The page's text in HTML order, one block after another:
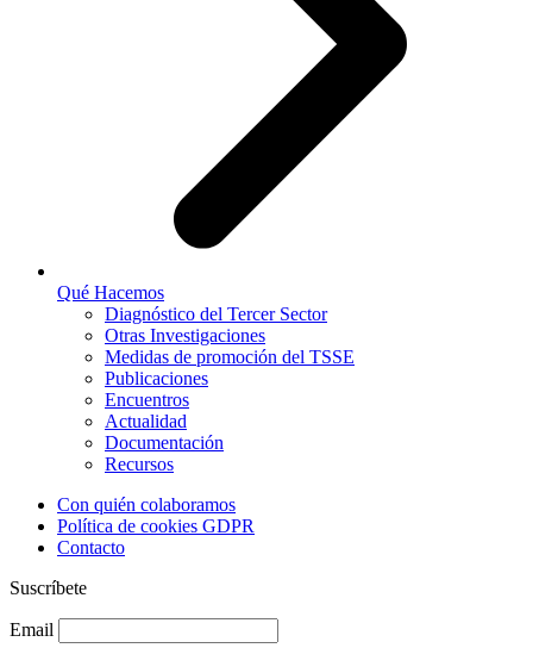
Qué Hacemos
Diagnóstico del Tercer Sector
Otras Investigaciones
Medidas de promoción del TSSE
Publicaciones
Encuentros
Actualidad
Documentación
Recursos
Con quién colaboramos
Política de cookies GDPR
Contacto
Suscríbete
Email